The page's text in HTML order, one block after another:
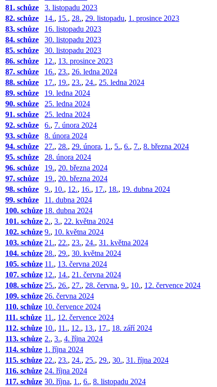
81. schůze
3. listopadu 2023
82. schůze
14., 15., 28., 29. listopadu, 1. prosince 2023
83. schůze
16. listopadu 2023
84. schůze
30. listopadu 2023
85. schůze
30. listopadu 2023
86. schůze
12., 13. prosince 2023
87. schůze
16., 23., 26. ledna 2024
88. schůze
17., 19., 23., 24., 25. ledna 2024
89. schůze
19. ledna 2024
90. schůze
25. ledna 2024
91. schůze
25. ledna 2024
92. schůze
6., 7. února 2024
93. schůze
8. února 2024
94. schůze
27., 28., 29. února, 1., 5., 6., 7., 8. března 2024
95. schůze
28. února 2024
96. schůze
19., 20. března 2024
97. schůze
19., 20. března 2024
98. schůze
9., 10., 12., 16., 17., 18., 19. dubna 2024
99. schůze
11. dubna 2024
100. schůze 18. dubna 2024
101. schůze 2., 3., 22. května 2024
102. schůze 9., 10. května 2024
103. schůze 21., 22., 23., 24., 31. května 2024
104. schůze 28., 29., 30. května 2024
105. schůze 11., 13. června 2024
107. schůze 12., 14., 21. června 2024
108. schůze 25., 26., 27., 28. června, 9., 10., 12. července 2024
109. schůze 26. června 2024
110. schůze 10. července 2024
111. schůze 11., 12. července 2024
112. schůze 10., 11., 12., 13., 17., 18. září 2024
113. schůze 2., 3., 4. října 2024
114. schůze 1. října 2024
115. schůze 22., 23., 24., 25., 29., 30., 31. října 2024
116. schůze 24. října 2024
117. schůze 30. října, 1., 6., 8. listopadu 2024